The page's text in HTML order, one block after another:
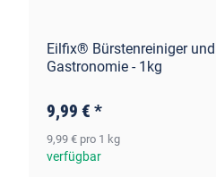
Eilfix® Bürstenreiniger
Gastronomie - 1kg
9,99 € *
9,99 € pro 1 kg
verfügbar